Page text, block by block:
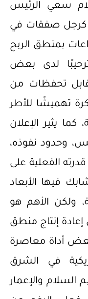
سعي الرئيس
كرجل صفقات في
بمنطق الربح
لدى بعض
تحفظات من
تهميشًا للأطر
كما يثير الإعلان
وحدود نفوذه،
الفعلية على
فيها الأبعاد
ولكن الأهم هو
إنتاج منطق
أداة معاصرة
في الشرق
السلام والإعمار